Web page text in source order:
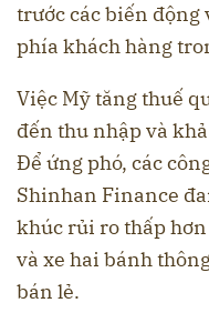
trước các biến
phía khách hàng
Việc Mỹ tăng thuế
đến thu nhập và
Để ứng phó, các
Shinhan Finance
khúc rủi ro thấp
và xe hai bánh
bán lẻ.